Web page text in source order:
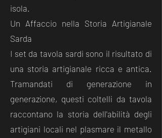
isola.
Un Affaccio nella Storia Artigianale
Sarda
I set da tavola sardi sono il risultato di
una storia artigianale ricca e antica.
Tramandati di generazione in
generazione, questi coltelli da tavola
raccontano la storia dell'abilità degli
artigiani locali nel plasmare il metallo